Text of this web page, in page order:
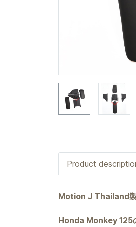
Product
Motion J Thailand製
Honda Monkey 125